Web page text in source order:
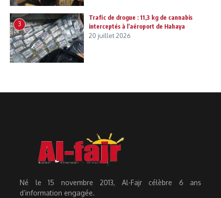
3
Trafic de drogue : 11,3 kg de cannabis
interceptés à l’aéroport de Hahaya
20 juillet 2026
Né le 15 novembre 2013, Al-Fajr célèbre 6 ans
d’information engagée.